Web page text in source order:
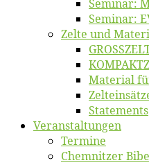
Se­mi­nar:
Se­mi­nar:
Zel­te und
Ma­te­ri­al
State­ments
Ver­an­stal­tun­gen
Ter­mi­ne
Chemnit­zer